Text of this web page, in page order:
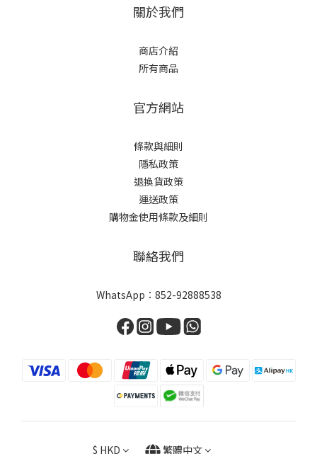
關於我們
商店介紹
所有商品
官方網站
條款與細則
隱私政策
退換貨政策
運送政策
購物金使用條款及細則
聯絡我們
WhatsApp： 852-92888538
$ HKD 繁體中文